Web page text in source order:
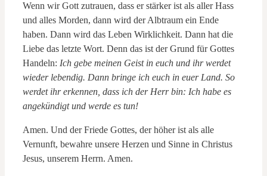
Wenn wir Gott zutrauen, dass er stärker ist als aller Hass
und alles Morden, dann wird der Albtraum ein Ende
haben. Dann wird das Leben Wirklichkeit. Dann hat die
Liebe das letzte Wort. Denn das ist der Grund für Gottes
Handeln: Ich gebe meinen Geist in euch und ihr werdet
wieder lebendig. Dann bringe ich euch in euer Land. So
werdet ihr erkennen, dass ich der Herr bin: Ich habe es
angekündigt und werde es tun!
Amen. Und der Friede Gottes, der höher ist als alle
Vernunft, bewahre unsere Herzen und Sinne in Christus
Jesus, unserem Herrn. Amen.